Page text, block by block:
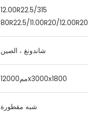
12.00R22.5/315
80R22.5/11.00R20/12.00R20
شاندونغ ، الصين
مم12000x3000x1800
شبه مقطورة